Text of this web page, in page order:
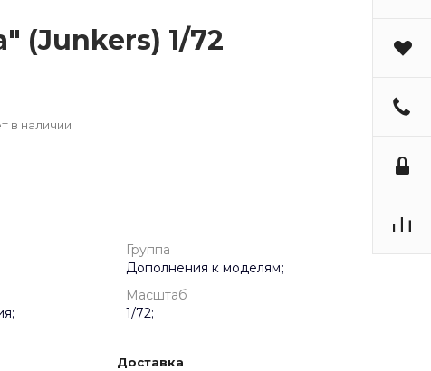
(Junkers) 1/72
в наличии
Группа
Дополнения к моделям;
Масштаб
1/72;
Доставка